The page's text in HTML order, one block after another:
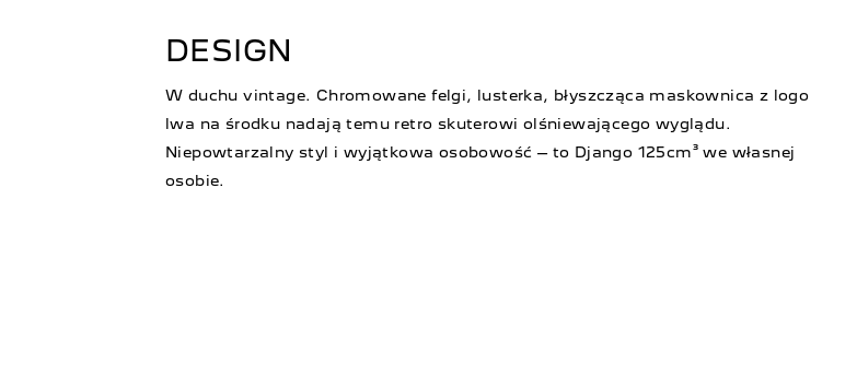
DESIGN
W duchu vintage. Chromowane felgi, lusterka, błyszcząca maskownica z logo
lwa na środku nadają temu retro skuterowi olśniewającego wyglądu.
Niepowtarzalny styl i wyjątkowa osobowość – to Django 125cm³ we własnej
osobie.